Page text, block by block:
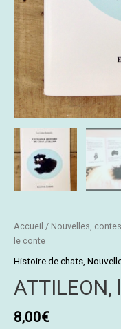
Accueil / Nouvelles,
le conte
Histoire de chats
8,00€